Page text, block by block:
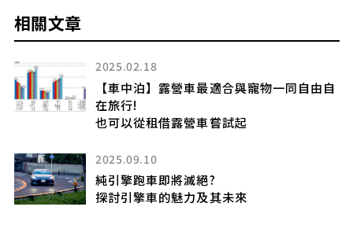
相關文章
2025.02.18
【車中泊】露營車最適合與寵物一同自由自
在旅行!
也可以從租借露營車嘗試起
2025.09.10
純引擎跑車即將滅絕?
探討引擎車的魅力及其未來